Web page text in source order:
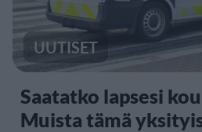
UUTISET
Saatatko lapsesi
Muista tämä